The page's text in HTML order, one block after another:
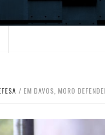
EM DAVOS, MORO